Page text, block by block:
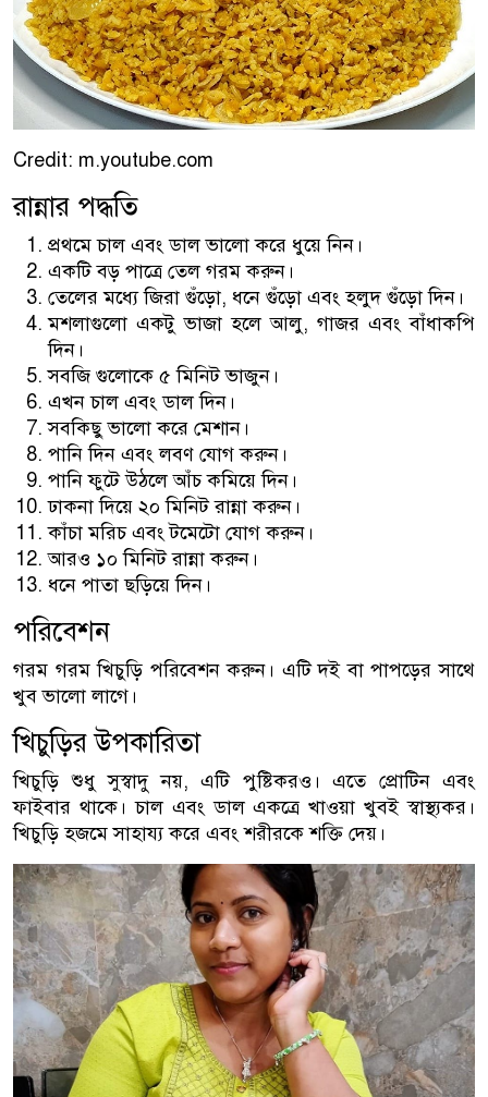
Credit: m.youtube.com
রান্নার পদ্ধতি
প্রথমে চাল এবং ডাল ভালো করে ধুয়ে নিন।
একটি বড় পাত্রে তেল গরম করুন।
তেলের মধ্যে জিরা গুঁড়ো, ধনে গুঁড়ো এবং হলুদ গুঁড়ো দিন।
মশলাগুলো একটু ভাজা হলে আলু, গাজর এবং বাঁধাকপি
দিন।
সবজি গুলোকে ৫ মিনিট ভাজুন।
এখন চাল এবং ডাল দিন।
সবকিছু ভালো করে মেশান।
পানি দিন এবং লবণ যোগ করুন।
পানি ফুটে উঠলে আঁচ কমিয়ে দিন।
ঢাকনা দিয়ে ২০ মিনিট রান্না করুন।
কাঁচা মরিচ এবং টমেটো যোগ করুন।
আরও ১০ মিনিট রান্না করুন।
ধনে পাতা ছড়িয়ে দিন।
পরিবেশন
গরম গরম খিচুড়ি পরিবেশন করুন। এটি দই বা পাপড়ের সাথে
খুব ভালো লাগে।
খিচুড়ির উপকারিতা
খিচুড়ি শুধু সুস্বাদু নয়, এটি পুষ্টিকরও। এতে প্রোটিন এবং
ফাইবার থাকে। চাল এবং ডাল একত্রে খাওয়া খুবই স্বাস্থ্যকর।
খিচুড়ি হজমে সাহায্য করে এবং শরীরকে শক্তি দেয়।